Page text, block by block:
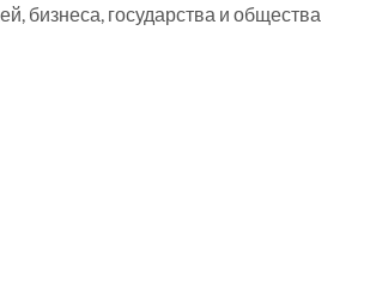
бизнеса, государства и общества